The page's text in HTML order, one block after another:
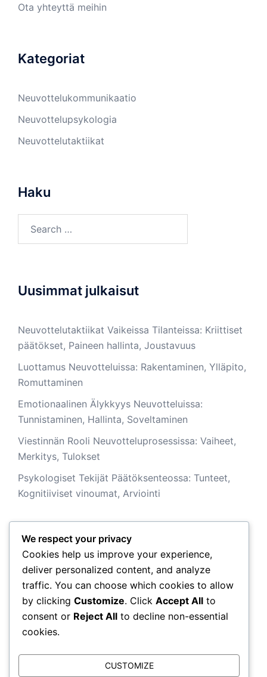
Ota yhteyttä meihin
Kategoriat
Neuvottelukommunikaatio
Neuvottelupsykologia
Neuvottelutaktiikat
Haku
for:
Uusimmat julkaisut
Neuvottelutaktiikat Vaikeissa Tilanteissa: Kriittiset
päätökset, Paineen hallinta, Joustavuus
Luottamus Neuvotteluissa: Rakentaminen, Ylläpito,
Romuttaminen
Emotionaalinen Älykkyys Neuvotteluissa:
Tunnistaminen, Hallinta, Soveltaminen
Viestinnän Rooli Neuvotteluprosessissa: Vaiheet,
Merkitys, Tulokset
Psykologiset Tekijät Päätöksenteossa: Tunteet,
Kognitiiviset vinoumat, Arviointi
Arkisto
February 2026
January 2026
We respect your privacy
Cookies help us improve your experience,
deliver personalized content, and analyze
traffic. You can choose which cookies to allow
by clicking Customize. Click Accept All to
consent or Reject All to decline non-essential
cookies.
CUSTOMIZE